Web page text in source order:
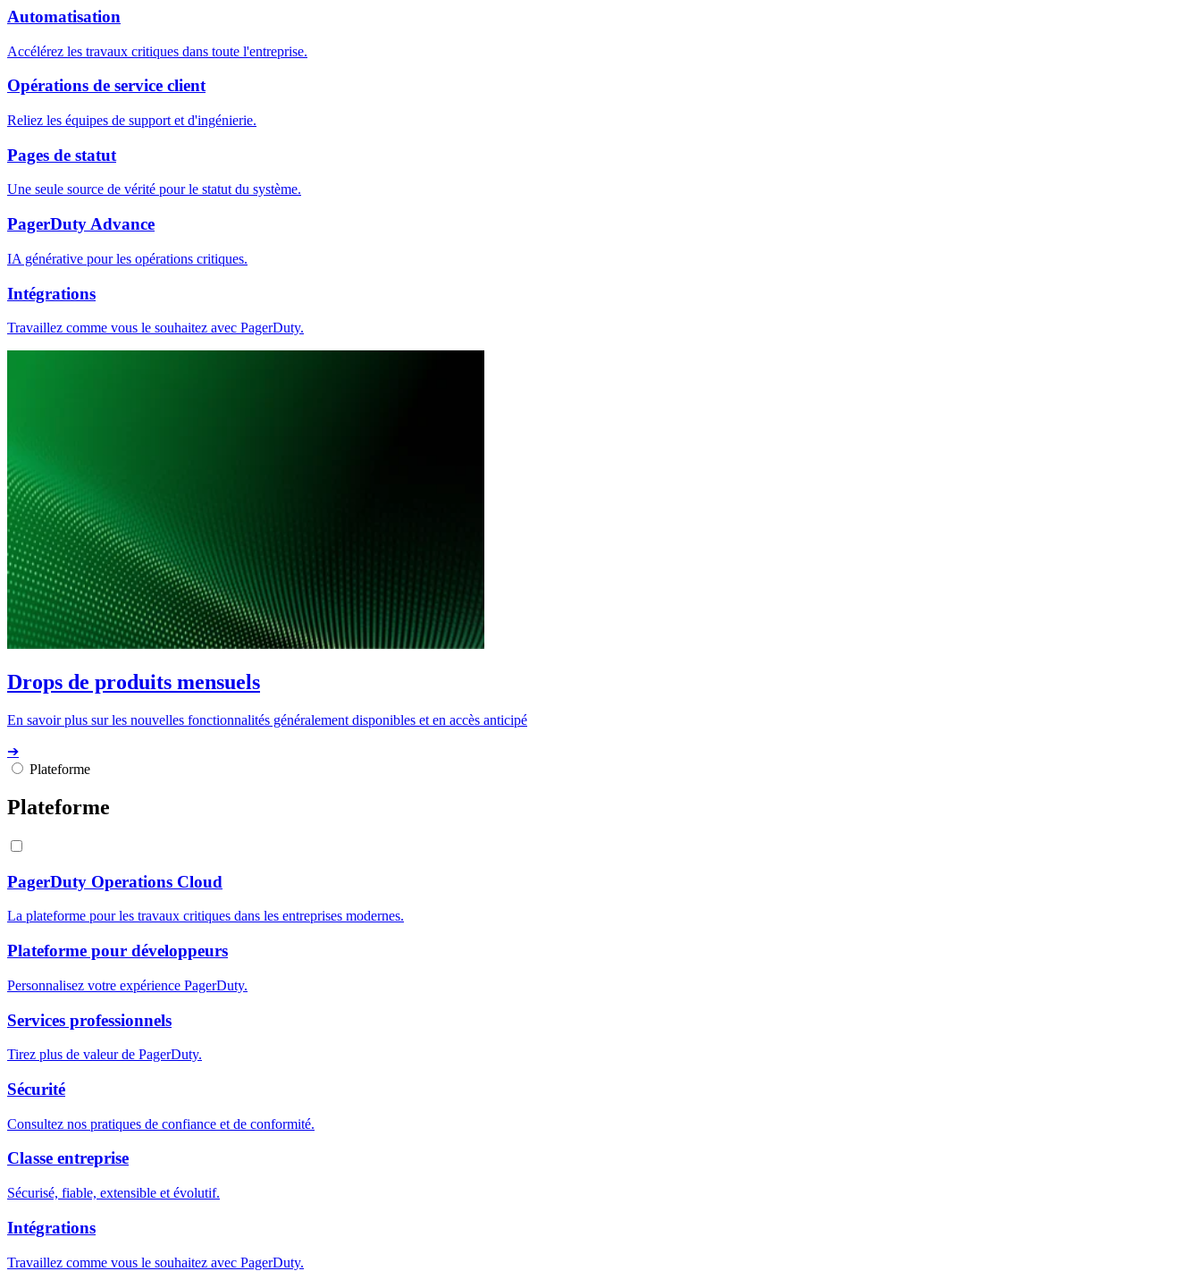
Automatisation
Accélérez les travaux critiques dans toute l'entreprise.
Opérations de service client
Reliez les équipes de support et d'ingénierie.
Pages de statut
Une seule source de vérité pour le statut du système.
PagerDuty Advance
IA générative pour les opérations critiques.
Intégrations
Travaillez comme vous le souhaitez avec PagerDuty.
Drops de produits mensuels
En savoir plus sur les nouvelles fonctionnalités généralement disponibles et en accès anticipé
➔
Plateforme
Plateforme
PagerDuty Operations Cloud
La plateforme pour les travaux critiques dans les entreprises modernes.
Plateforme pour développeurs
Personnalisez votre expérience PagerDuty.
Services professionnels
Tirez plus de valeur de PagerDuty.
Sécurité
Consultez nos pratiques de confiance et de conformité.
Classe entreprise
Sécurisé, fiable, extensible et évolutif.
Intégrations
Travaillez comme vous le souhaitez avec PagerDuty.